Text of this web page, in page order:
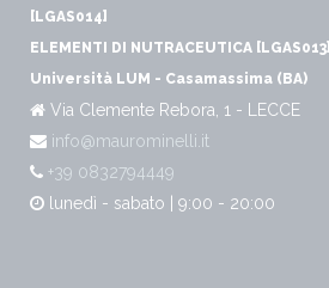
[LGAS014]
ELEMENTI DI NUTRACEUTICA [LGAS013]
Università LUM - Casamassima (BA)
Via Clemente Rebora, 1 - LECCE
info@maurominelli.it
+39 0832794449
lunedì - sabato | 9:00 - 20:00